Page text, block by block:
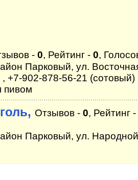
- 0, Рейтинг - 0,
Парковый, ул.
, +7-902-878-56-21 (сотовый)
пивом
Отзывов - 0, Рейтинг -
Парковый, ул.